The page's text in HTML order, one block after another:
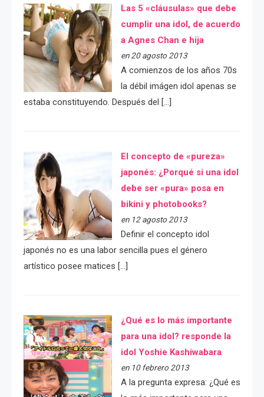
Las 5 «cláusulas» que debe
cumplir una idol, de acuerdo
a Agnes Chan e hija
en 20 agosto 2013
A comienzos de los años 70s
la débil imágen idol apenas se
estaba constituyendo. Después del […]
El concepto de «pureza»
japonés: ¿Porqué si una idol
debe ser «pura» posa en
bikini y photobooks?
en 12 agosto 2013
Definir el concepto idol
japonés no es una labor sencilla pues el género
artístico posee matices […]
¿Qué es lo más importante
para una idol? responde la
idol Yoshie Kashiwabara
en 10 febrero 2013
A la pregunta expresa: ¿Qué es